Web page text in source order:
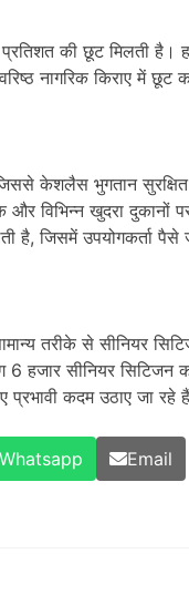
प्रतिशत की छूट मिलती
वरिष्ठ नागरिक किराए में
केशलैस भुगतान
और विभिन्न खुदरा दुकानों
है, जिसमें उपयोगकर्ता
तरीके से सीनियर
सीनियर सिटिजन
प्रभावी कदम उठाए जा रहे
Whatsapp Email